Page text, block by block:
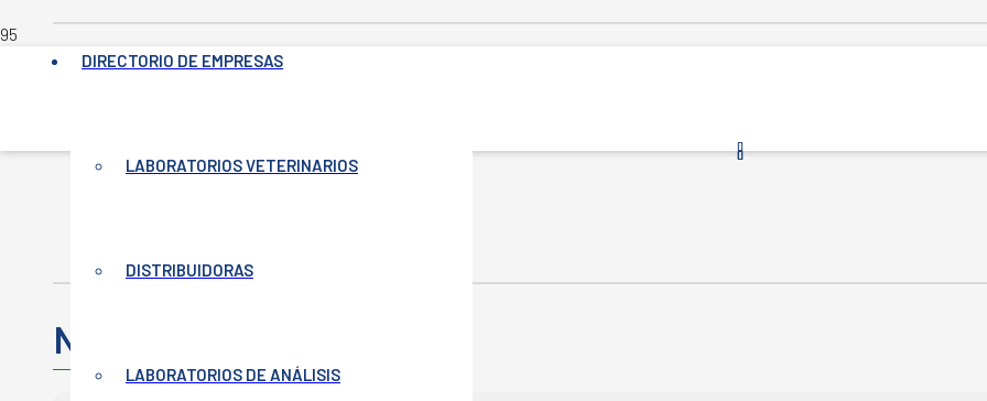
DIRECTORIO DE EMPRESAS
LABORATORIOS VETERINARIOS
DISTRIBUIDORAS
LABORATORIOS DE ANÁLISIS
INICIO
NATIVA Vet